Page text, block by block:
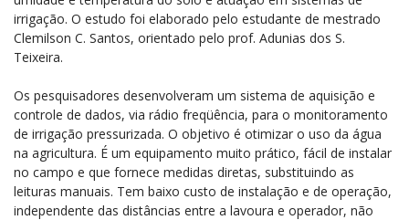
irrigação. O estudo foi elaborado pelo estudante de mestrado
Clemilson C. Santos, orientado pelo prof. Adunias dos S.
Teixeira.
Os pesquisadores desenvolveram um sistema de aquisição e
controle de dados, via rádio freqüência, para o monitoramento
de irrigação pressurizada. O objetivo é otimizar o uso da água
na agricultura. É um equipamento muito prático, fácil de instalar
no campo e que fornece medidas diretas, substituindo as
leituras manuais. Tem baixo custo de instalação e de operação,
independente das distâncias entre a lavoura e operador, não